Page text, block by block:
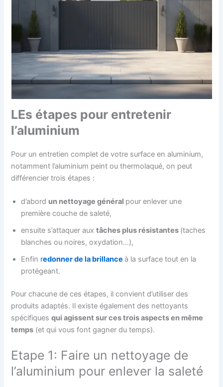
LEs étapes pour entretenir
l’aluminium
Pour un entretien complet de votre surface en aluminium,
notamment l’aluminium peint ou thermolaqué, on peut
différencier trois étapes :
d’abord un nettoyage général pour enlever une
première couche de saleté,
ensuite s’attaquer auxtâches plus résistantes (taches
blanches ou noires, oxydation…),
Enfin redonner de la brillanceà la surface tout en la
protégeant.
Pour chacune de ces étapes, il convient d’utiliser des
produits adaptés. Il existe également des nettoyants
spécifiquesqui agissent sur ces trois aspects en même
temps (et qui vous font gagner du temps).
Etape 1: Faire un nettoyage de
l’aluminium pour enlever la saleté